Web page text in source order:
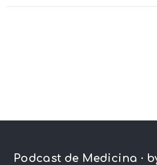
Podcast de Medicina ·